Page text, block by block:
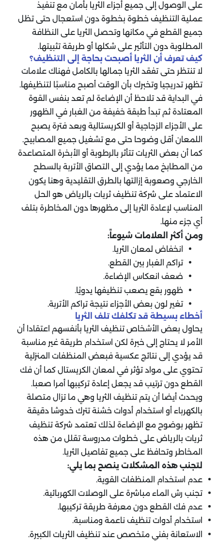
على الوصول إلى جميع أجزاء الثريا بأمان مع تنفيذ
عملية التنظيف خطوة بخطوة دون استعجال حتى تظل
جميع القطع في مكانها وتحصل الثريا على النظافة
المطلوبة دون التأثير على شكلها أو طريقة تثبيتها.
كيف تعرف أن الثريا أصبحت بحاجة إلى التنظيف؟
لا تنتظر حتى تفقد الثريا جمالها بالكامل فهناك علامات
تظهر تدريجيا وتخبرك بأن الوقت أصبح مناسبًا لتنظيفها.
في البداية قد تلاحظ أن الإضاءة لم تعد بنفس القوة
المعتادة ثم تبدأ طبقة خفيفة من الغبار في الظهور
على الأجزاء الزجاجية أو الكريستالية وبعد فترة يصبح
اللمعان أقل وضوحا حتى مع تشغيل جميع المصابيح.
كما أن بعض الثريات تتأثر بالرطوبة أو الأبخرة المتصاعدة
من المطابخ مما يؤدي إلى التصاق الأتربة بالسطح
الخارجي وصعوبة إزالتها بالطرق التقليدية وهنا يكون
الاعتماد على شركة تنظيف ثريات بالرياض هو الحل
المناسب لإعادة الثريا إلى مظهرها دون المخاطرة بتلف
أي جزء منها.
ومن أكثر العلامات شيوعاً:
انخفاض لمعان الثريا.
تراكم الغبار بين القطع.
ضعف انعكاس الإضاءة.
ظهور بقع يصعب تنظيفها يدويًا.
تغير لون بعض الأجزاء نتيجة تراكم الأتربة.
أخطاء بسيطة قد تكلفك تلف الثريا
يحاول بعض الأشخاص تنظيف الثريا بأنفسهم اعتقادا أن
الأمر لا يحتاج إلى خبرة لكن استخدام طريقة غير مناسبة
قد يؤدي إلى نتائج عكسية فبعض المنظفات المنزلية
تحتوي على مواد تؤثر في لمعان الكريستال كما أن فك
القطع دون ترتيب قد يجعل إعادة تركيبها أمرا صعبا.
ويحدث أيضا أن يتم تنظيف الثريا وهي ما تزال متصلة
بالكهرباء أو استخدام أدوات خشنة تترك خدوشا دقيقة
تظهر بوضوح مع الإضاءة لذلك تعتمد شركة تنظيف
ثريات بالرياض على خطوات مدروسة تقلل من هذه
المخاطر وتحافظ على جميع تفاصيل الثريا.
لتجنب هذه المشكلات ينصح بما يلي:
عدم استخدام المنظفات القوية.
تجنب رش الماء مباشرة على الوصلات الكهربائية.
عدم فك القطع دون معرفة طريقة تركيبها.
استخدام أدوات تنظيف ناعمة ومناسبة.
الاستعانة بفني متخصص عند تنظيف الثريات الكبيرة.